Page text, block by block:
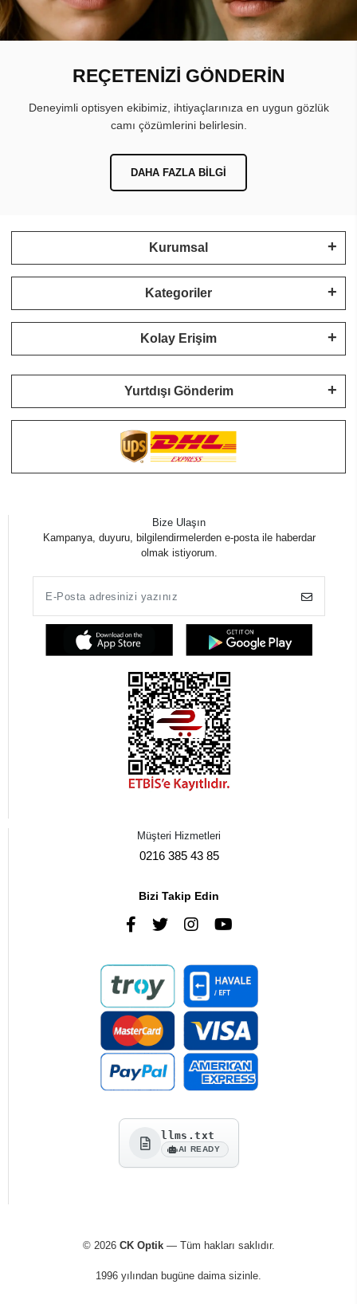
REÇETENİZİ GÖNDERİN
Deneyimli optisyen ekibimiz, ihtiyaçlarınıza en uygun gözlük
camı çözümlerini belirlesin.
DAHA FAZLA BILGI
Kurumsal
Kategoriler
Kolay Erişim
Yurtdışı Gönderim
Bize Ulaşın
Kampanya, duyuru, bilgilendirmelerden e-posta ile haberdar
olmak istiyorum.
Müşteri Hizmetleri
0216 385 43 85
Bizi Takip Edin
llms.txt
AI READY
© 2026 CK Optik— Tüm hakları saklıdır.
1996 yılından bugüne daima sizinle.